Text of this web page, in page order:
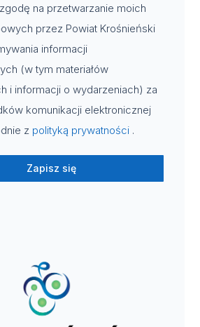
na przetwarzanie moich
przez Powiat Krośnieński
informacji
(w tym materiałów
i informacji o wydarzeniach) za
komunikacji elektronicznej
z polityką prywatności .
Zapisz się